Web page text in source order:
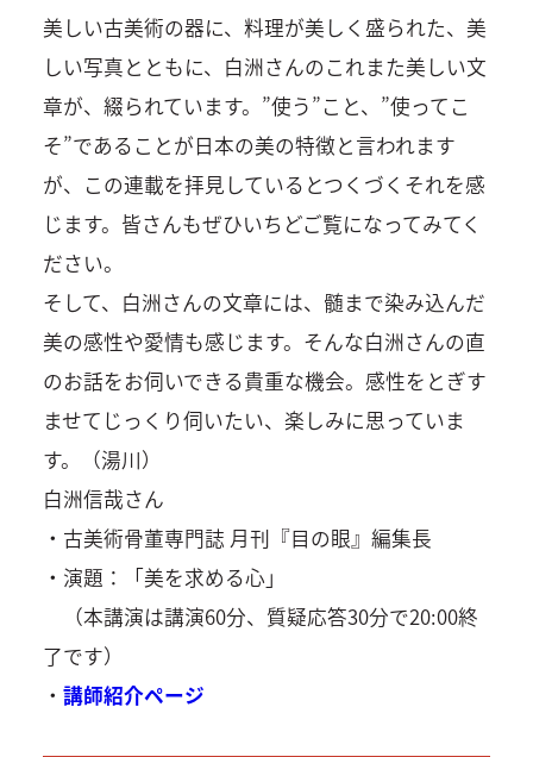
美しい古美術の器に、料理が美しく盛られた、美
しい写真とともに、白洲さんのこれまた美しい文
章が、綴られています。”使う”こと、”使ってこ
そ”であることが日本の美の特徴と言われます
が、この連載を拝見しているとつくづくそれを感
じます。皆さんもぜひいちどご覧になってみてく
ださい。
そして、白洲さんの文章には、髄まで染み込んだ
美の感性や愛情も感じます。そんな白洲さんの直
のお話をお伺いできる貴重な機会。感性をとぎす
ませてじっくり伺いたい、楽しみに思っていま
す。（湯川）
白洲信哉さん
・古美術骨董専門誌 月刊『目の眼』編集長
・演題：「美を求める心」
（本講演は講演60分、質疑応答30分で20:00終
了です）
・ 講師紹介ページ